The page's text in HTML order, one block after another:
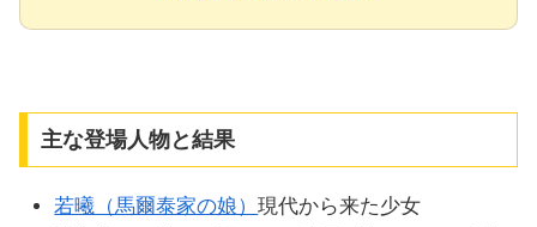
主な登場人物と結果
若曦（馬爾泰家の娘）現代から来た少女